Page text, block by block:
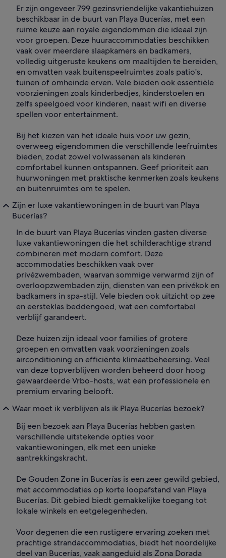
Er zijn ongeveer 799 gezinsvriendelijke vakantiehuizen
beschikbaar in de buurt van Playa Bucerías, met een
ruime keuze aan royale eigendommen die ideaal zijn
voor groepen. Deze huuraccommodaties beschikken
vaak over meerdere slaapkamers en badkamers,
volledig uitgeruste keukens om maaltijden te bereiden,
en omvatten vaak buitenspeelruimtes zoals patio's,
tuinen of omheinde erven. Vele bieden ook essentiële
voorzieningen zoals kinderbedjes, kinderstoelen en
zelfs speelgoed voor kinderen, naast wifi en diverse
spellen voor entertainment.
Bij het kiezen van het ideale huis voor uw gezin,
overweeg eigendommen die verschillende leefruimtes
bieden, zodat zowel volwassenen als kinderen
comfortabel kunnen ontspannen. Geef prioriteit aan
huurwoningen met praktische kenmerken zoals keukens
en buitenruimtes om te spelen.
Zijn er luxe vakantiewoningen in de buurt van Playa
Bucerías?
In de buurt van Playa Bucerías vinden gasten diverse
luxe vakantiewoningen die het schilderachtige strand
combineren met modern comfort. Deze
accommodaties beschikken vaak over
privézwembaden, waarvan sommige verwarmd zijn of
overloopzwembaden zijn, diensten van een privékok en
badkamers in spa-stijl. Vele bieden ook uitzicht op zee
en eersteklas beddengoed, wat een comfortabel
verblijf garandeert.
Deze huizen zijn ideaal voor families of grotere
groepen en omvatten vaak voorzieningen zoals
airconditioning en efficiënte klimaatbeheersing. Veel
van deze topverblijven worden beheerd door hoog
gewaardeerde Vrbo-hosts, wat een professionele en
premium ervaring belooft.
Waar moet ik verblijven als ik Playa Bucerías bezoek?
Bij een bezoek aan Playa Bucerías hebben gasten
verschillende uitstekende opties voor
vakantiewoningen, elk met een unieke
aantrekkingskracht.
De Gouden Zone in Bucerías is een zeer gewild gebied,
met accommodaties op korte loopafstand van Playa
Bucerías. Dit gebied biedt gemakkelijke toegang tot
lokale winkels en eetgelegenheden.
Voor degenen die een rustigere ervaring zoeken met
prachtige strandaccommodaties, biedt het noordelijke
deel van Bucerías, vaak aangeduid als Zona Dorada